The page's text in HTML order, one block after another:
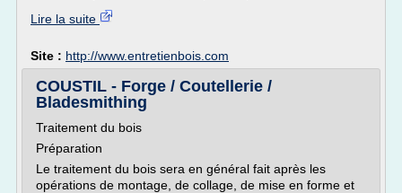
Lire la suite
Site : http://www.entretienbois.com
COUSTIL - Forge / Coutellerie /
Bladesmithing
Traitement du bois
Préparation
Le traitement du bois sera en général fait après les
opérations de montage, de collage, de mise en forme et